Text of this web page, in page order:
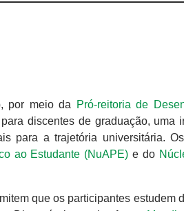
por meio da
Pró-reitoria de
discentes de graduação, uma
para a trajetória universitária.
ao Estudante (NuAPE) e do
que os participantes estudem